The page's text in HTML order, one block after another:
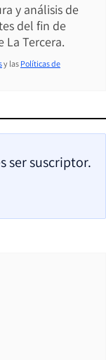
y análisis de
del fin de
La Tercera.
y las Políticas de
ser suscriptor.